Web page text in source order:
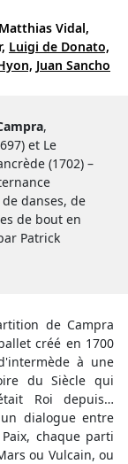
Matthias Vidal,
Luigi de Donato,
Juan Sancho
,
et Le
(1702) –
danses, de
de bout en
Patrick
de Campra
créé en 1700
à une
du Siècle qui
Roi depuis…
dialogue entre
chaque parti
ou Vulcain, ou